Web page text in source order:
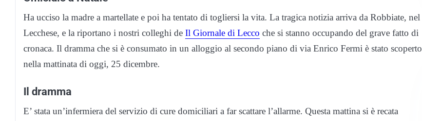
Ha ucciso la madre a martellate e poi ha tentato di togliersi la vita. La tragica notizia arriva da Robbiate, nel
Lecchese, e la riportano i nostri colleghi de Il Giornale di Lecco che si stanno occupando del grave fatto di
cronaca. Il dramma che si è consumato in un alloggio al secondo piano di via Enrico Fermi è stato scoperto
nella mattinata di oggi, 25 dicembre.
Il dramma
E’ stata un’infermiera del servizio di cure domiciliari a far scattare l’allarme. Questa mattina si è recata